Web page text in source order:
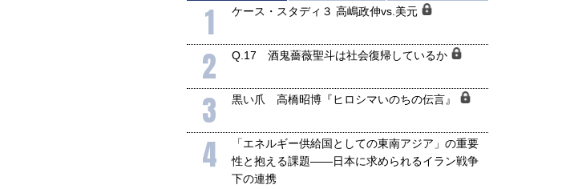
1 ケース・スタディ３ 高嶋政伸vs.美元
2 Q.17 酒鬼薔薇聖斗は社会復帰しているか
3 黒い爪 高橋昭博『ヒロシマいのちの伝言』
4
「エネルギー供給国としての東南アジア」の重要
性と抱える課題――日本に求められるイラン戦争
下の連携